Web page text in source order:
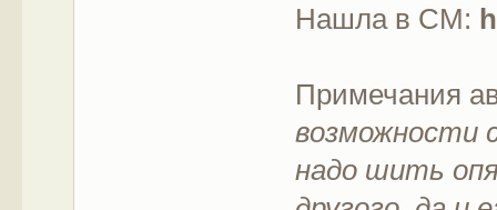
Нашла в СМ:
Примечания
возможности
надо шить